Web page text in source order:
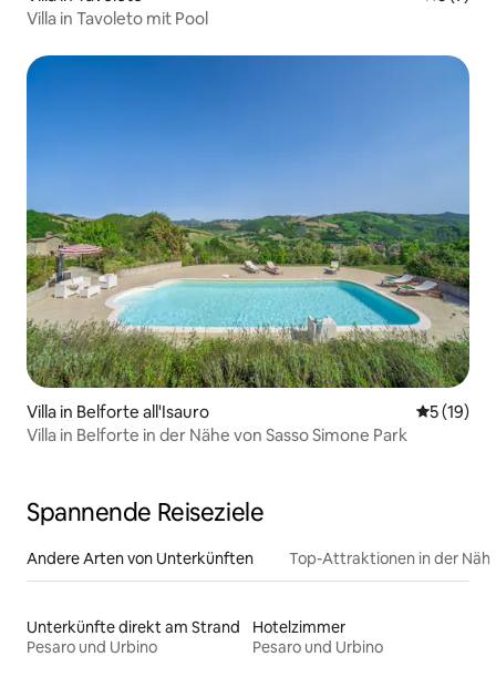
Villa in Tavoleto mit Pool
Villa in Belforte all'Isauro
5 (19)
Villa in Belforte in der Nähe von Sasso Simone Park
Spannende Reiseziele
Andere Arten von Unterkünften Top-Attraktionen in der
Unterkünfte direkt am Strand
Pesaro und Urbino
Hotelzimmer
Pesaro und Urbino